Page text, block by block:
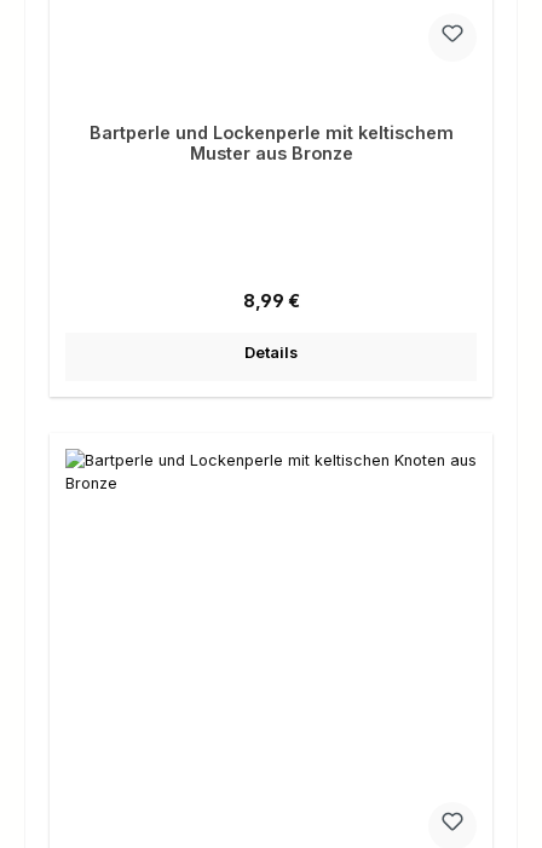
Bartperle und Lockenperle mit keltischem
Muster aus Bronze
Regulärer Preis:
8,99 €
Details